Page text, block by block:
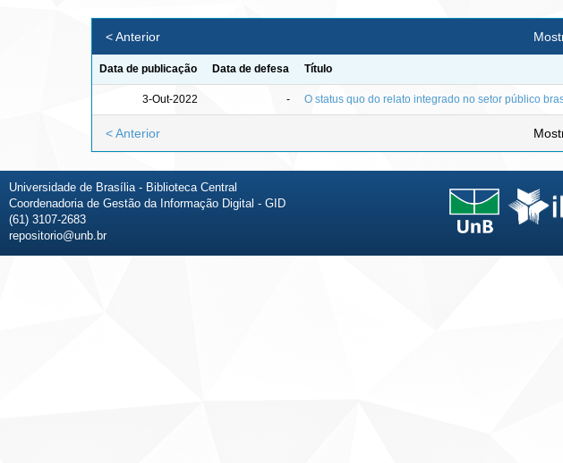
< Anterior
Data de publicação Data de defesa Título
3-Out-2022 - O status quo do relato integrado no setor público
< Anterior
Universidade de Brasília - Biblioteca Central
Coordenadoria de Gestão da Informação Digital - GID
(61) 3107-2683
repositorio@unb.br